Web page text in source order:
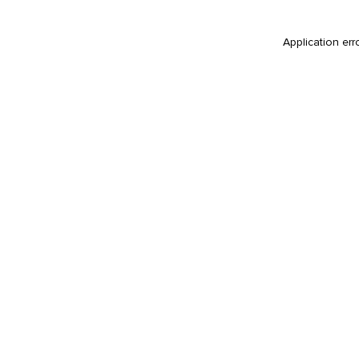
Application